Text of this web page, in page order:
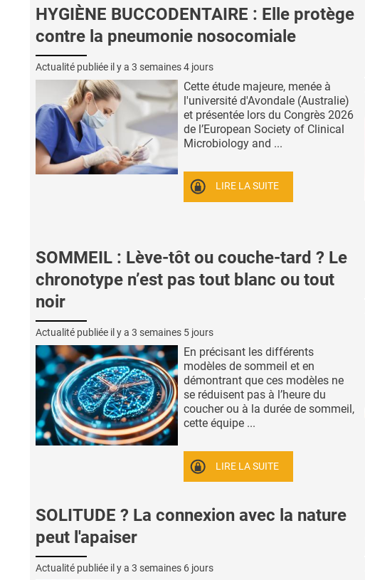
HYGIÈNE BUCCODENTAIRE : Elle protège
contre la pneumonie nosocomiale
Actualité publiée il y a 3 semaines 4 jours
Cette étude majeure, menée à
l'université d'Avondale (Australie)
et présentée lors du Congrès 2026
de l’European Society of Clinical
Microbiology and ...
LIRE LA SUITE
SOMMEIL : Lève-tôt ou couche-tard ? Le
chronotype n’est pas tout blanc ou tout
noir
Actualité publiée il y a 3 semaines 5 jours
En précisant les différents
modèles de sommeil et en
démontrant que ces modèles ne
se réduisent pas à l’heure du
coucher ou à la durée de sommeil,
cette équipe ...
LIRE LA SUITE
SOLITUDE ? La connexion avec la nature
peut l'apaiser
Actualité publiée il y a 3 semaines 6 jours